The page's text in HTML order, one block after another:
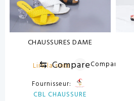
CHAUSSURES DAME
Lire la suite
⇆ CompareCompare
Fournisseur:
CBL CHAUSSURE